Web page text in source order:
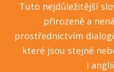
Tuto nejdůležitější
přirozeně a
prostřednictvím
které jsou stejné
i